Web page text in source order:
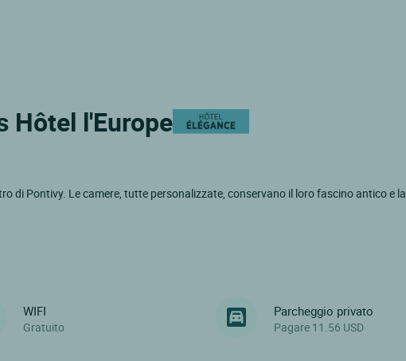
Hôtel l'Europe
di Pontivy. Le camere, tutte personalizzate, conservano il loro fascino antico e la
WIFI
Gratuito
Parcheggio privato
Pagare 11.56 USD